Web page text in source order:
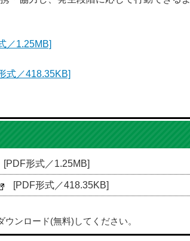
／1.25MB]
式／418.35KB]
[PDF形式／1.25MB]
[PDF形式／418.35KB]
ウンロード(無料)してください。